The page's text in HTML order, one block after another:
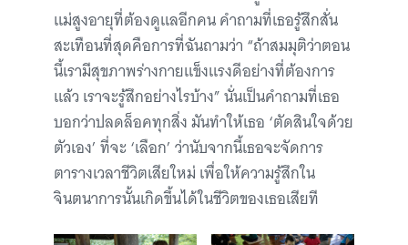
แม่สูงอายุที่ต้องดูแลอีกคน คำถามที่เธอรู้สึกสั่น
สะเทือนที่สุดคือการที่ฉันถามว่า “ถ้าสมมุติว่าตอน
นี้เรามีสุขภาพร่างกายแข็งแรงดีอย่างที่ต้องการ
แล้ว เราจะรู้สึกอย่างไรบ้าง” นั่นเป็นคำถามที่เธอ
บอกว่าปลดล็อคทุกสิ่ง มันทำให้เธอ ‘ตัดสินใจด้วย
ตัวเอง’ ที่จะ ‘เลือก’ ว่านับจากนี้เธอจะจัดการ
ตารางเวลาชีวิตเสียใหม่ เพื่อให้ความรู้สึกใน
จินตนาการนั้นเกิดขึ้นได้ในชีวิตของเธอเสียที